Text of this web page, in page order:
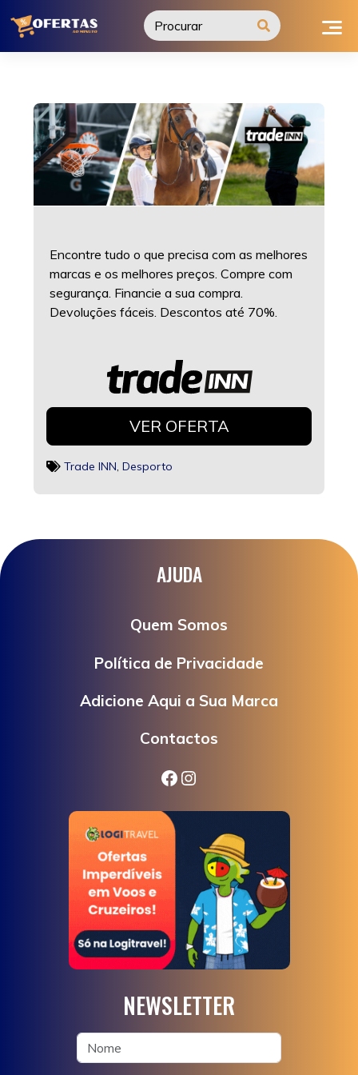
para
Encontre tudo o que precisa com as melhores
marcas e os melhores preços. Compre com
segurança. Financie a sua compra.
Devoluções fáceis. Descontos até 70%.
VER OFERTA
Trade INN, Desporto
AJUDA
Quem Somos
Política de Privacidade
Adicione Aqui a Sua Marca
Contactos
Facebook
Instagram
NEWSLETTER